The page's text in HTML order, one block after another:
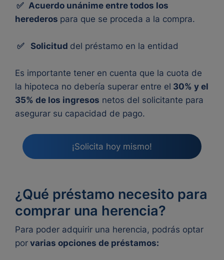
✅ Acuerdo unánime entre todos los
herederos para que se proceda a la compra.
✅ Solicitud del préstamo en la entidad
Es importante tener en cuenta que la cuota de
la hipoteca no debería superar entre el 30% y el
35% de los ingresos netos del solicitante para
asegurar su capacidad de pago.
¡Solicita hoy mismo!
¿Qué préstamo necesito para
comprar una herencia?
Para poder adquirir una herencia, podrás optar
por varias opciones de préstamos: